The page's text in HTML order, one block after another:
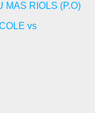
MAS RIOLS (P.O)
vs